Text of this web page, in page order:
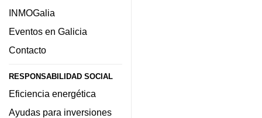
INMOGalia
Eventos en Galicia
Contacto
RESPONSABILIDAD SOCIAL
Eficiencia energética
Ayudas para inversiones